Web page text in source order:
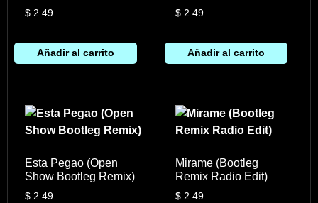
$2.49
Añadir al carrito
$ 2.49
Añadir al carrito
Esta Pegao (Open
Show Bootleg Remix)
$2.49
Mirame (Bootleg
Remix Radio Edit)
$ 2.49